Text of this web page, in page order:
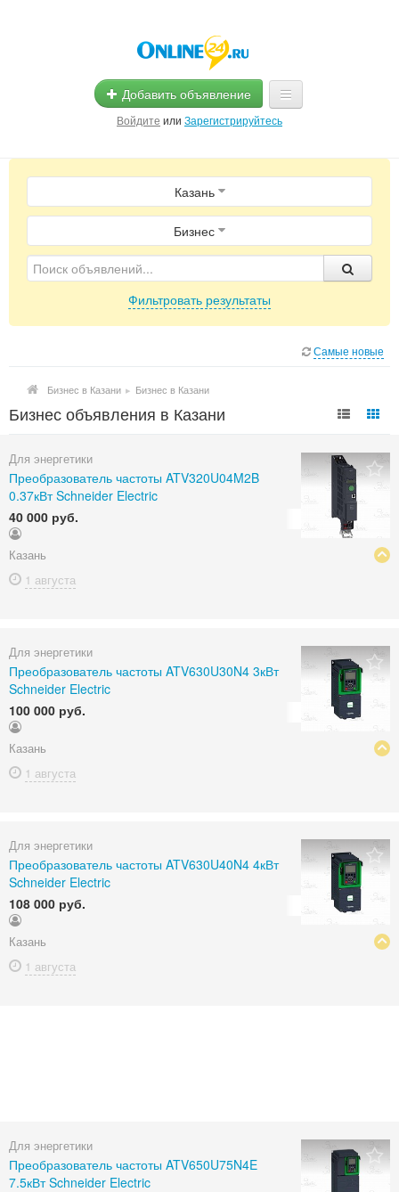
Добавить объявление
Войдите или Зарегистрируйтесь
Главная
Помощь
Услуги
Магазины
Казань
Бизнес
Фильтровать результаты
Самые новые
Бизнес в Казани ▸ Бизнес в Казани
Бизнес объявления в Казани
Для энергетики
Преобразователь частоты ATV320U04M2B
0.37кВт Schneider Electric
40 000 руб.
Казань
1 августа
Для энергетики
Преобразователь частоты ATV630U30N4 3кВт
Schneider Electric
100 000 руб.
Казань
1 августа
Для энергетики
Преобразователь частоты ATV630U40N4 4кВт
Schneider Electric
108 000 руб.
Казань
1 августа
Для энергетики
Преобразователь частоты ATV650U75N4E
7.5кВт Schneider Electric